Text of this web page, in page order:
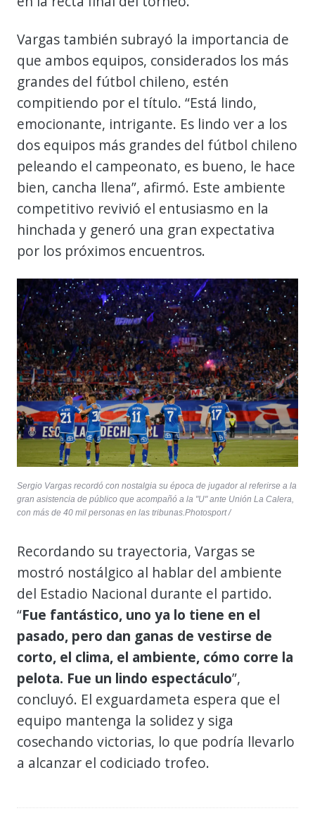
Vargas también subrayó la importancia de
que ambos equipos, considerados los más
grandes del fútbol chileno, estén
compitiendo por el título. “Está lindo,
emocionante, intrigante. Es lindo ver a los
dos equipos más grandes del fútbol chileno
peleando el campeonato, es bueno, le hace
bien, cancha llena”, afirmó. Este ambiente
competitivo revivió el entusiasmo en la
hinchada y generó una gran expectativa
por los próximos encuentros.
Sergio Vargas recordó con nostalgia su época de jugador al referirse a la
gran asistencia de público que acompañó a la "U" ante Unión La Calera,
con más de 40 mil personas en las tribunas.Photosport /
Recordando su trayectoria, Vargas se
mostró nostálgico al hablar del ambiente
del Estadio Nacional durante el partido.
“Fue fantástico, uno ya lo tiene en el
pasado, pero dan ganas de vestirse de
corto, el clima, el ambiente, cómo corre la
pelota. Fue un lindo espectáculo”,
concluyó. El exguardameta espera que el
equipo mantenga la solidez y siga
cosechando victorias, lo que podría llevarlo
a alcanzar el codiciado trofeo.